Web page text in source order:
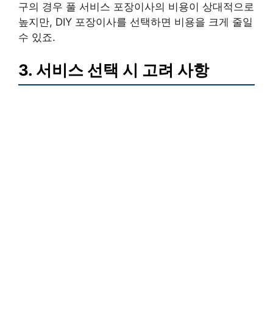
구의 경우 풀 서비스 포장이사의 비용이 상대적으로
높지만, DIY 포장이사를 선택하면 비용을 크게 줄일
수 있죠.
3. 서비스 선택 시 고려 사항